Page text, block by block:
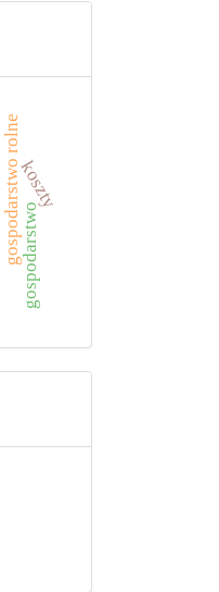
gospodarstwo rolnekoszty
gospodarstwo